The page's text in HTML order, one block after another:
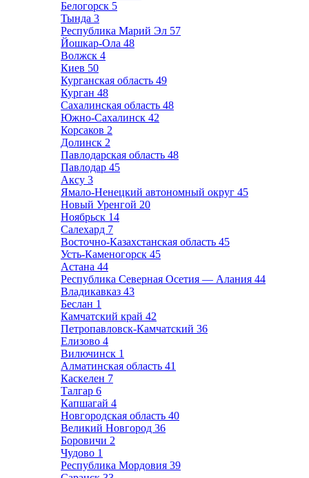
Белогорск 5
Тында 3
Республика Марий Эл 57
Йошкар-Ола 48
Волжск 4
Киев 50
Курганская область 49
Курган 48
Сахалинская область 48
Южно-Сахалинск 42
Корсаков 2
Долинск 2
Павлодарская область 48
Павлодар 45
Аксу 3
Ямало-Ненецкий автономный округ 45
Новый Уренгой 20
Ноябрьск 14
Салехард 7
Восточно-Казахстанская область 45
Усть-Каменогорск 45
Астана 44
Республика Северная Осетия — Алания 44
Владикавказ 43
Беслан 1
Камчатский край 42
Петропавловск-Камчатский 36
Елизово 4
Вилючинск 1
Алматинская область 41
Каскелен 7
Талгар 6
Капшагай 4
Новгородская область 40
Великий Новгород 36
Боровичи 2
Чудово 1
Республика Мордовия 39